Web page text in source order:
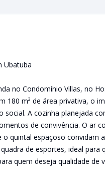
Ubatuba
no Condomínio Villas, no
180 m² de área privativa, o
social. A cozinha planejada
de convivência. O ar
o quintal espaçoso convidam
de esportes, ideal
quem deseja qualidade de